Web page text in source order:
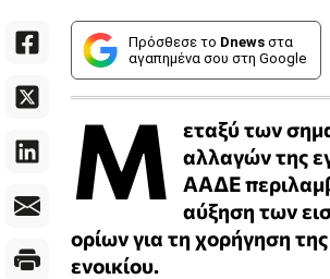
Πρόσθεσε το Dnews στα
αγαπημένα σου στη Google
Μ
εταξύ των
αλλαγών της
ΑΑΔΕ
αύξηση των
ορίων για τη χορήγηση
ενοικίου.